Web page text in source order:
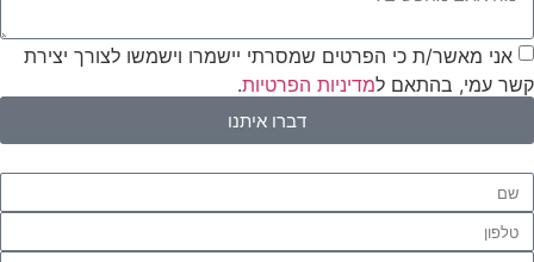
אני מאשר/ת כי הפרטים שמסרתי יישמרו וישמשו לצורך יצירת
קשר עמי, בהתאם למדיניות הפרטיות.
דברו איתנו